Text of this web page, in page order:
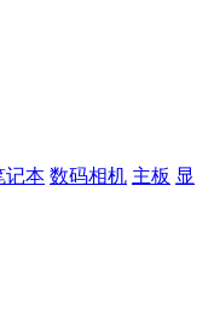
记本 数码相机 主板 显